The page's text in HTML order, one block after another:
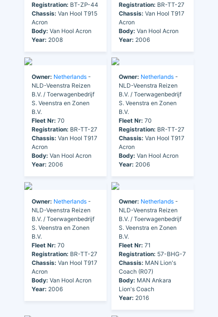
Registration: BT-ZP-44
Chassis: Van Hool T915
Acron
Body: Van Hool Acron
Year: 2008
Registration: BR-TT-27
Chassis: Van Hool T917
Acron
Body: Van Hool Acron
Year: 2006
Owner: Netherlands -
NLD-Veenstra Reizen
B.V. / Toerwagenbedrijf
S. Veenstra en Zonen
B.V.
Fleet Nr: 70
Registration: BR-TT-27
Chassis: Van Hool T917
Acron
Body: Van Hool Acron
Year: 2006
Owner: Netherlands -
NLD-Veenstra Reizen
B.V. / Toerwagenbedrijf
S. Veenstra en Zonen
B.V.
Fleet Nr: 70
Registration: BR-TT-27
Chassis: Van Hool T917
Acron
Body: Van Hool Acron
Year: 2006
Owner: Netherlands -
NLD-Veenstra Reizen
B.V. / Toerwagenbedrijf
S. Veenstra en Zonen
B.V.
Fleet Nr: 70
Registration: BR-TT-27
Chassis: Van Hool T917
Acron
Body: Van Hool Acron
Year: 2006
Owner: Netherlands -
NLD-Veenstra Reizen
B.V. / Toerwagenbedrijf
S. Veenstra en Zonen
B.V.
Fleet Nr: 71
Registration: 57-BHG-7
Chassis: MAN Lion's
Coach (R07)
Body: MAN Ankara
Lion's Coach
Year: 2016